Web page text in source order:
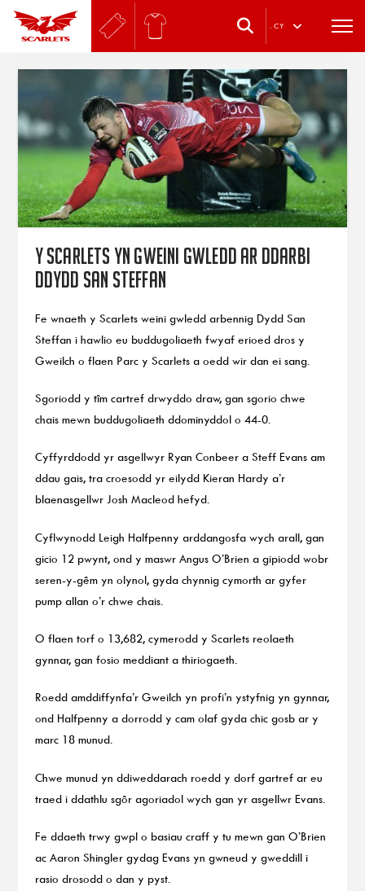
. CY
Y Scarlets yn gweini gwledd ar ddarbi
Ddydd San Steffan
Fe wnaeth y Scarlets weini gwledd arbennig Dydd San
Steffan i hawlio eu buddugoliaeth fwyaf erioed dros y
Gweilch o flaen Parc y Scarlets a oedd wir dan ei sang.
Sgoriodd y tîm cartref drwyddo draw, gan sgorio chwe
chais mewn buddugoliaeth ddominyddol o 44-0.
Cyffyrddodd yr asgellwyr Ryan Conbeer a Steff Evans am
ddau gais, tra croesodd yr eilydd Kieran Hardy a’r
blaenasgellwr Josh Macleod hefyd.
Cyflwynodd Leigh Halfpenny arddangosfa wych arall, gan
gicio 12 pwynt, ond y maswr Angus O’Brien a gipiodd wobr
seren-y-gêm yn olynol, gyda chynnig cymorth ar gyfer
pump allan o’r chwe chais.
O flaen torf o 13,682, cymerodd y Scarlets reolaeth
gynnar, gan fosio meddiant a thiriogaeth.
Roedd amddiffynfa’r Gweilch yn profi’n ystyfnig yn gynnar,
ond Halfpenny a dorrodd y cam olaf gyda chic gosb ar y
marc 18 munud.
Chwe munud yn ddiweddarach roedd y dorf gartref ar eu
traed i ddathlu sgôr agoriadol wych gan yr asgellwr Evans.
Fe ddaeth trwy gwpl o basiau craff y tu mewn gan O’Brien
ac Aaron Shingler gydag Evans yn gwneud y gweddill i
rasio drosodd o dan y pyst.